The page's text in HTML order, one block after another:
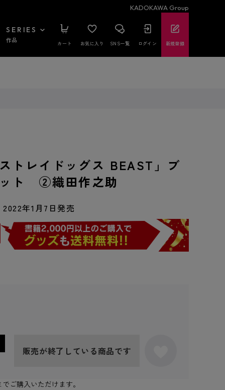
KADOKAWA Group
SERIES
作品 カート お気に入り SNS一覧 ログイン 新規登録
トレイドッグス BEAST」ブ
ット ②織田作之助
2022年1月7日発売
販売が終了している商品です
ご購入いただけます。